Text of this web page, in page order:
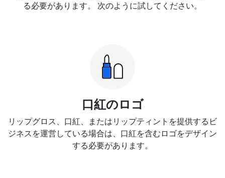
る必要があります。 次のように試してください。
口紅のロゴ
リップグロス、口紅、またはリップティントを提供するビ
ジネスを運営している場合は、口紅を含むロゴをデザイン
する必要があります。